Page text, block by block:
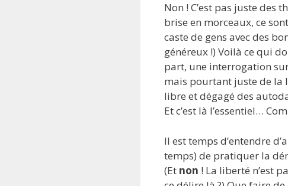
Non ! C’est pas juste des
brise en morceaux, ce
caste de gens avec des
généreux !) Voilà ce qui
part, une interrogation
mais pourtant juste de la
libre et dégagé des
Et c’est là l’essentiel…
Il est temps d’entendre
temps) de pratiquer la
(Et non ! La liberté n’est